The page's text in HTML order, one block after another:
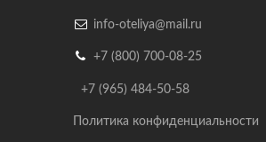
 info-oteliya@mail.ru
 +7 (800) 700-08-25
+7 (965) 484-50-58
Политика конфиденциальности